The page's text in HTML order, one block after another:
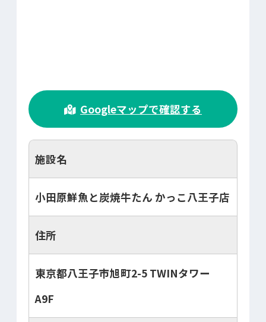
Googleマップで確認する
施設名
小田原鮮魚と炭焼牛たん かっこ八王子店
住所
東京都八王子市旭町2-5 TWINタワー
A9F